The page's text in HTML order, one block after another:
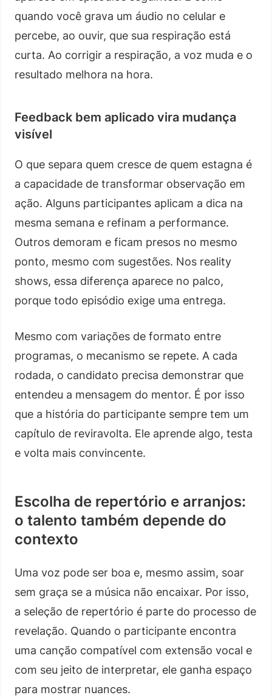
quando você grava um áudio no celular e
percebe, ao ouvir, que sua respiração está
curta. Ao corrigir a respiração, a voz muda e o
resultado melhora na hora.
Feedback bem aplicado vira mudança
visível
O que separa quem cresce de quem estagna é
a capacidade de transformar observação em
ação. Alguns participantes aplicam a dica na
mesma semana e refinam a performance.
Outros demoram e ficam presos no mesmo
ponto, mesmo com sugestões. Nos reality
shows, essa diferença aparece no palco,
porque todo episódio exige uma entrega.
Mesmo com variações de formato entre
programas, o mecanismo se repete. A cada
rodada, o candidato precisa demonstrar que
entendeu a mensagem do mentor. É por isso
que a história do participante sempre tem um
capítulo de reviravolta. Ele aprende algo, testa
e volta mais convincente.
Escolha de repertório e arranjos:
o talento também depende do
contexto
Uma voz pode ser boa e, mesmo assim, soar
sem graça se a música não encaixar. Por isso,
a seleção de repertório é parte do processo de
revelação. Quando o participante encontra
uma canção compatível com extensão vocal e
com seu jeito de interpretar, ele ganha espaço
para mostrar nuances.